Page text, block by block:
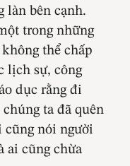
làn bên cạnh.
trong những
thể chấp
lịch sự, công
dục rằng đi
ta đã quên
cũng nói người
ai cũng chừa